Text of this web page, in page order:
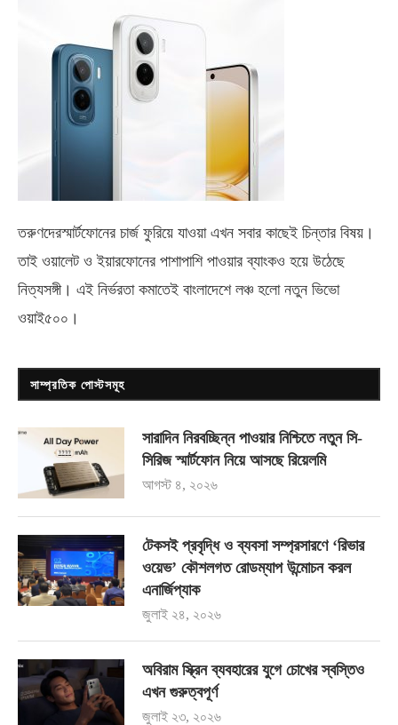
তরুণদেরস্মার্টফোনের চার্জ ফুরিয়ে যাওয়া এখন সবার কাছেই চিন্তার বিষয়।
তাই ওয়ালেট ও ইয়ারফোনের পাশাপাশি পাওয়ার ব্যাংকও হয়ে উঠেছে
নিত্যসঙ্গী। এই নির্ভরতা কমাতেই বাংলাদেশে লঞ্চ হলো নতুন ভিভো
ওয়াই৫০০ ।
সাম্প্রতিক পোস্টসমূহ
সারাদিন নিরবচ্ছিন্ন পাওয়ার নিশ্চিতে নতুন সি-
সিরিজ স্মার্টফোন নিয়ে আসছে রিয়েলমি
আগস্ট ৪, ২০২৬
টেকসই প্রবৃদ্ধি ও ব্যবসা সম্প্রসারণে ‘রিভার
ওয়েভ’ কৌশলগত রোডম্যাপ উন্মোচন করল
এনার্জিপ্যাক
জুলাই ২৪, ২০২৬
অবিরাম স্ক্রিন ব্যবহারের যুগে চোখের স্বস্তিও
এখন গুরুত্বপূর্ণ
জুলাই ২৩, ২০২৬